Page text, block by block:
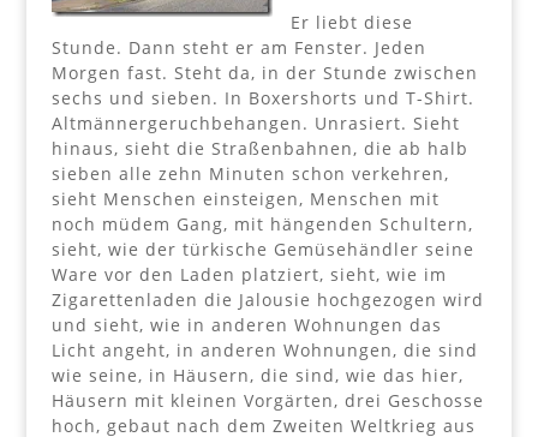
Er liebt diese
Stunde. Dann steht er am Fenster. Jeden
Morgen fast. Steht da, in der Stunde zwischen
sechs und sieben. In Boxershorts und T-Shirt.
Altmännergeruchbehangen. Unrasiert. Sieht
hinaus, sieht die Straßenbahnen, die ab halb
sieben alle zehn Minuten schon verkehren,
sieht Menschen einsteigen, Menschen mit
noch müdem Gang, mit hängenden Schultern,
sieht, wie der türkische Gemüsehändler seine
Ware vor den Laden platziert, sieht, wie im
Zigarettenladen die Jalousie hochgezogen wird
und sieht, wie in anderen Wohnungen das
Licht angeht, in anderen Wohnungen, die sind
wie seine, in Häusern, die sind, wie das hier,
Häusern mit kleinen Vorgärten, drei Geschosse
hoch, gebaut nach dem Zweiten Weltkrieg aus